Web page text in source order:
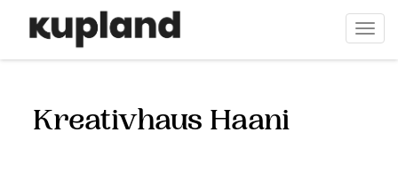
Kreativhaus Haani